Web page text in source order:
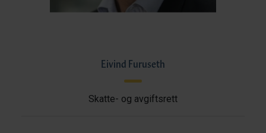
Eivind Furuseth
Skatte- og avgiftsrett